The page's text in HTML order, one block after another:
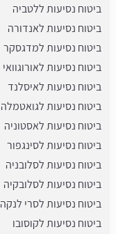
ביטוח נסיעות ללטביה
ביטוח נסיעות לאנדורה
ביטוח נסיעות למדגסקר
ביטוח נסיעות לאורוגוואי
ביטוח נסיעות לאיסלנד
ביטוח נסיעות לגואטמלה
ביטוח נסיעות לאסטוניה
ביטוח נסיעות לסינגפור
ביטוח נסיעות לסלובניה
ביטוח נסיעות לסלובקיה
ביטוח נסיעות לסרי לנקה
ביטוח נסיעות לקוסובו